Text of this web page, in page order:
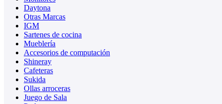
Daytona
Otras Marcas
IGM
Sartenes de cocina
Mueblería
Accesorios de computación
Shineray
Cafeteras
Sukida
Ollas arroceras
Juego de Sala